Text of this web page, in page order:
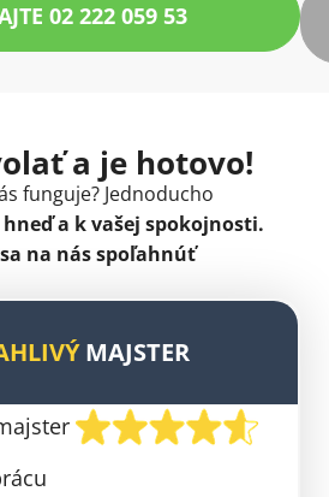
02 222 059 53
a je hotovo!
funguje? Jednoducho
a k vašej spokojnosti.
na nás spoľahnúť
MAJSTER